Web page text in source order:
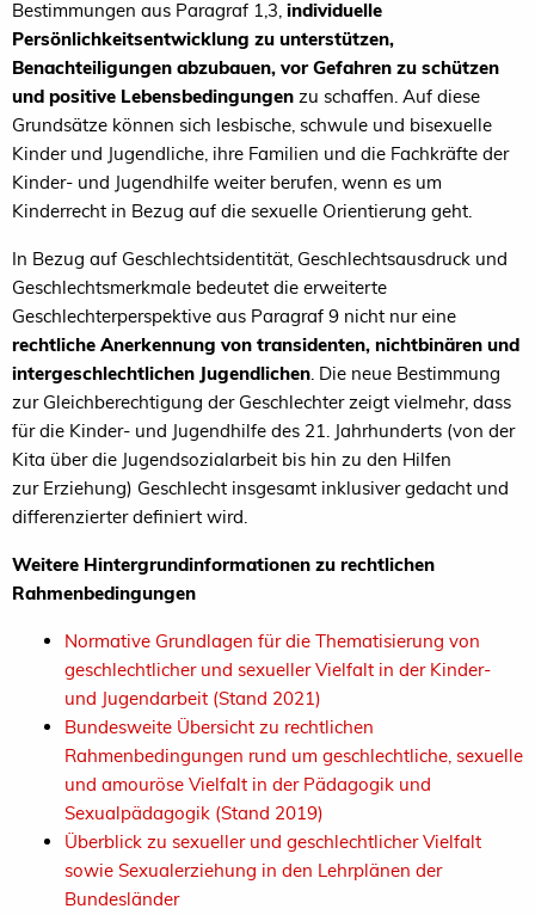
Bestimmungen aus Paragraf 1,3, individuelle
Persönlichkeitsentwicklung zu unterstützen,
Benachteiligungen abzubauen, vor Gefahren zu schützen
und positive Lebensbedingungen zu schaffen. Auf diese
Grundsätze können sich lesbische, schwule und bisexuelle
Kinder und Jugendliche, ihre Familien und die Fachkräfte der
Kinder- und Jugendhilfe weiter berufen, wenn es um
Kinderrecht in Bezug auf die sexuelle Orientierung geht.
In Bezug auf Geschlechtsidentität, Geschlechtsausdruck und
Geschlechtsmerkmale bedeutet die erweiterte
Geschlechterperspektive aus Paragraf 9 nicht nur eine
rechtliche Anerkennung von transidenten, nichtbinären und
intergeschlechtlichen Jugendlichen. Die neue Bestimmung
zur Gleichberechtigung der Geschlechter zeigt vielmehr, dass
für die Kinder- und Jugendhilfe des 21. Jahrhunderts (von der
Kita über die Jugendsozialarbeit bis hin zu den Hilfen
zur Erziehung) Geschlecht insgesamt inklusiver gedacht und
differenzierter definiert wird.
Weitere Hintergrundinformationen zu rechtlichen
Rahmenbedingungen
Normative Grundlagen für die Thematisierung von
geschlechtlicher und sexueller Vielfalt in der Kinder-
und Jugendarbeit (Stand 2021)
Bundesweite Übersicht zu rechtlichen
Rahmenbedingungen rund um geschlechtliche, sexuelle
und amouröse Vielfalt in der Pädagogik und
Sexualpädagogik (Stand 2019)
Überblick zu sexueller und geschlechtlicher Vielfalt
sowie Sexualerziehung in den Lehrplänen der
Bundesländer